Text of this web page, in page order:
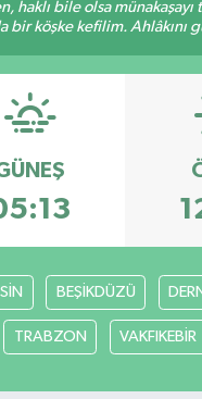
haklı bile olsa
bir köşke kefilim.
BEŞİKDÜZÜ
TRABZON VAKFIKEBİR